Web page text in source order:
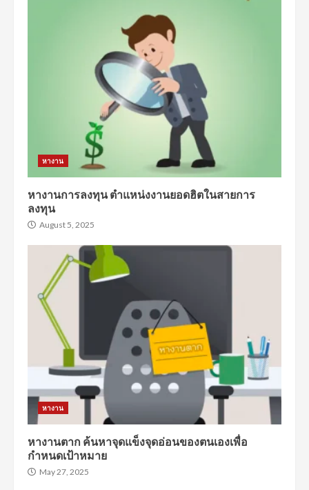
หางาน
หางานการลงทุน ตำแหน่งงานยอดฮิตในสายการ
ลงทุน
August 5, 2025
หางาน
หางานตาก ค้นหาจุดแข็งจุดอ่อนของตนเองเพื่อ
กำหนดเป้าหมาย
May 27, 2025